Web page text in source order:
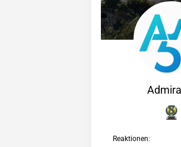
Reaktionen